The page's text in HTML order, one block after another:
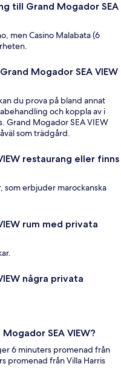
till Grand Mogador SEA
men Casino Malabata (6
Mogador SEA VIEW
du prova på bland annat
och koppla av i
Grand Mogador SEA VIEW
som trädgård.
restaurang eller finns
som erbjuder marockanska
rum med privata
några privata
SEA VIEW?
6 minuters promenad från
promenad från Villa Harris